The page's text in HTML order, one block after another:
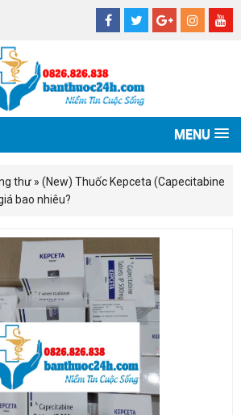
MENU
thư » (New) Thuốc Kepceta (Capecitabine
bao nhiêu?